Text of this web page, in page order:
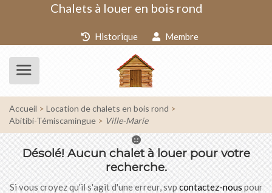
Chalets à louer en bois rond
Historique Membre
Accueil
Location de chalets en bois rond
Abitibi-Témiscamingue
Ville-Marie
Désolé!Aucun chalet à louer pour votre
recherche.
Si vous croyez qu'il s'agit d'une erreur, svpcontactez-nouspour